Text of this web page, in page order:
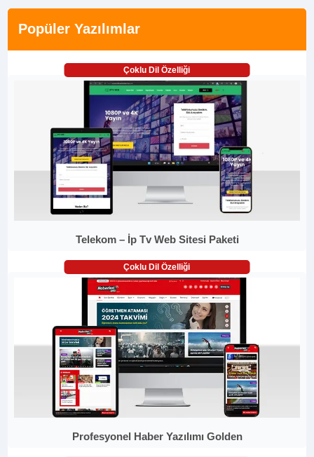
Popüler Yazılımlar
Çoklu Dil Özelliği
Telekom – İp Tv Web Sitesi Paketi
Çoklu Dil Özelliği
Profesyonel Haber Yazılımı Golden